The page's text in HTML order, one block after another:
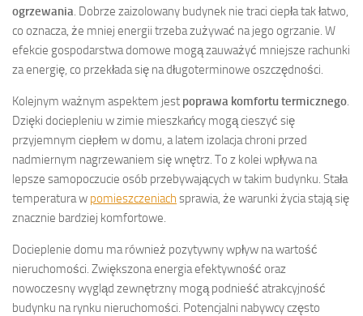
ogrzewania. Dobrze zaizolowany budynek nie traci ciepła tak łatwo,
co oznacza, że mniej energii trzeba zużywać na jego ogrzanie. W
efekcie gospodarstwa domowe mogą zauważyć mniejsze rachunki
za energię, co przekłada się na długoterminowe oszczędności.
Kolejnym ważnym aspektem jest poprawa komfortu termicznego.
Dzięki dociepleniu w zimie mieszkańcy mogą cieszyć się
przyjemnym ciepłem w domu, a latem izolacja chroni przed
nadmiernym nagrzewaniem się wnętrz. To z kolei wpływa na
lepsze samopoczucie osób przebywających w takim budynku. Stała
temperatura w pomieszczeniach sprawia, że warunki życia stają się
znacznie bardziej komfortowe.
Docieplenie domu ma również pozytywny wpływ na wartość
nieruchomości. Zwiększona energia efektywność oraz
nowoczesny wygląd zewnętrzny mogą podnieść atrakcyjność
budynku na rynku nieruchomości. Potencjalni nabywcy często